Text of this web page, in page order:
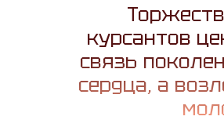
курсантов
связь
сердца, а